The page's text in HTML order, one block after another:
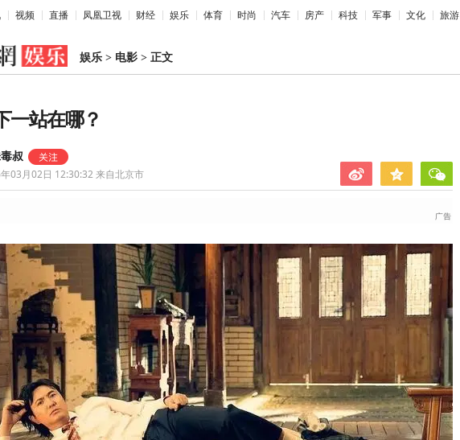
视频 直播 凤凰卫视 财经 娱乐 体育 时尚 汽车 房产 科技 军事 文化 旅游
娱乐 > 电影 > 正文
一站在哪？
叔
03月02日 12:30:32 来自北京市